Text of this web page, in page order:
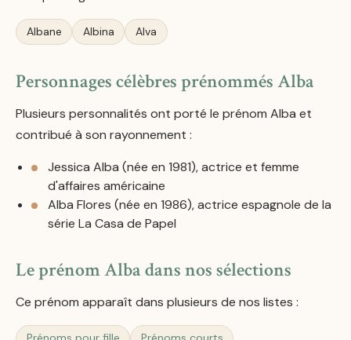
Albane Albina Alva
Personnages célèbres prénommés Alba
Plusieurs personnalités ont porté le prénom Alba et
contribué à son rayonnement :
Jessica Alba (née en 1981), actrice et femme
d'affaires américaine
Alba Flores (née en 1986), actrice espagnole de la
série La Casa de Papel
Le prénom Alba dans nos sélections
Ce prénom apparaît dans plusieurs de nos listes :